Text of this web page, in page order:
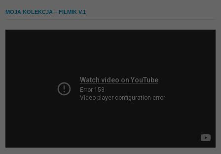
MOJA KOLEKCJA – FILMIK V.1